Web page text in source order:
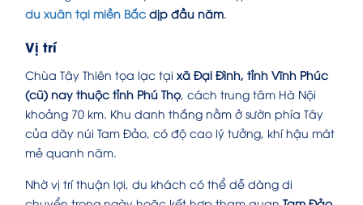
du xuân tại miền Bắc dịp đầu năm.
Vị trí
Chùa Tây Thiên tọa lạc tại xã Đại Đình, tỉnh Vĩnh Phúc
(cũ) nay thuộc tỉnh Phú Thọ, cách trung tâm Hà Nội
khoảng 70 km. Khu danh thắng nằm ở sườn phía Tây
của dãy núi Tam Đảo, có độ cao lý tưởng, khí hậu mát
mẻ quanh năm.
Nhờ vị trí thuận lợi, du khách có thể dễ dàng di